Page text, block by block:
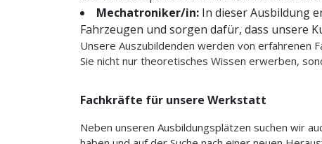
Mechatroniker/in: In dieser Ausbildung
Fahrzeugen und sorgen dafür, dass unsere
Unsere Auszubildenden werden von erfahrenen
Sie nicht nur theoretisches Wissen erwerben,
Fachkräfte für unsere Werkstatt
Neben unseren Ausbildungsplätzen suchen wir